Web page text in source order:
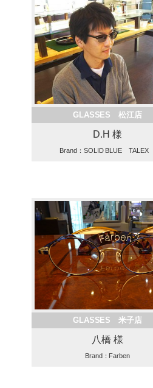
GLASSES 松江店
D.H 様
Brand：SOLID BLUE TALEX
GLASSES 米子店
八橋 様
Brand：Farben